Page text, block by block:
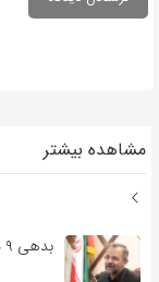
مشاهده بیشتر
بدهی ۹ ماهه تأمین‌اجتماعی به مراکز دیالیز